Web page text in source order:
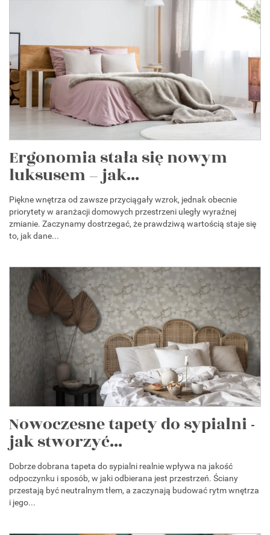
Ergonomia stała się nowym
luksusem – jak...
Piękne wnętrza od zawsze przyciągały wzrok, jednak obecnie
priorytety w aranżacji domowych przestrzeni uległy wyraźnej
zmianie. Zaczynamy dostrzegać, że prawdziwą wartością staje się
to, jak dane...
Nowoczesne tapety do sypialni -
jak stworzyć...
Dobrze dobrana tapeta do sypialni realnie wpływa na jakość
odpoczynku i sposób, w jaki odbierana jest przestrzeń. Ściany
przestają być neutralnym tłem, a zaczynają budować rytm wnętrza
i jego...